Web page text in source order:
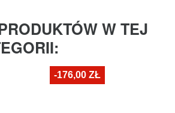
W TEJ
-176,00 ZŁ